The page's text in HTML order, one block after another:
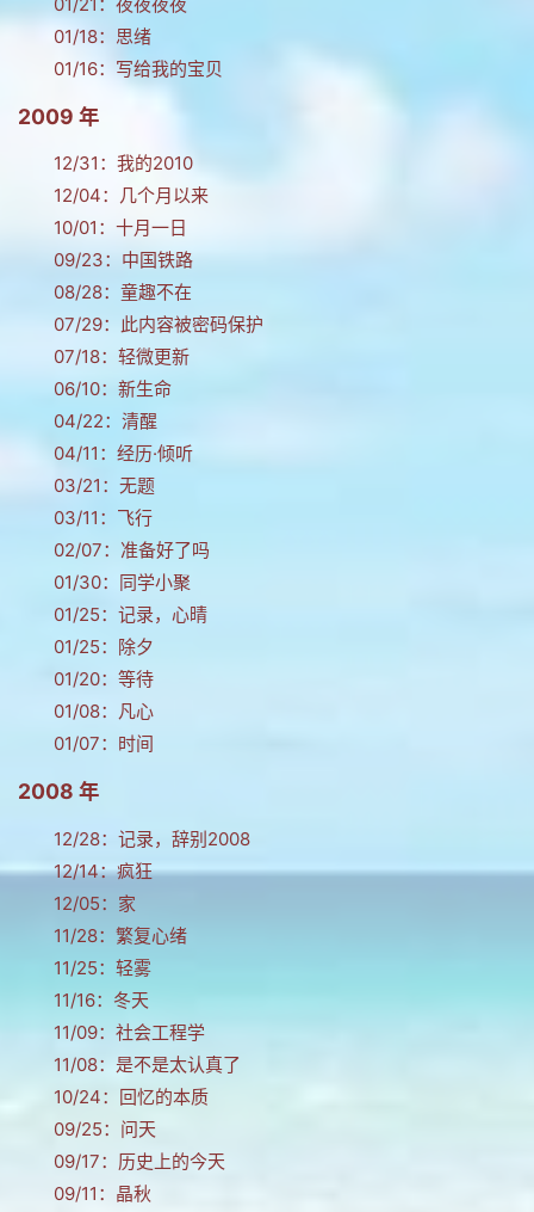
01/21： 夜夜夜夜
01/18： 思绪
01/16： 写给我的宝贝
2009 年
12/31： 我的2010
12/04： 几个月以来
10/01： 十月一日
09/23： 中国铁路
08/28： 童趣不在
07/29： 此内容被密码保护
07/18： 轻微更新
06/10： 新生命
04/22： 清醒
04/11： 经历·倾听
03/21： 无题
03/11： 飞行
02/07： 准备好了吗
01/30：
同学小聚
01/25： 记录，心晴
01/25：
除夕
01/20： 等待
01/08： 凡心
01/07： 时间
2008 年
12/28： 记录，辞别2008
12/14：疯狂
12/05： 家
11/28： 繁复心绪
11/25： 轻雾
11/16： 冬天
11/09： 社会工程学
11/08： 是不是太认真了
10/24： 回忆的本质
09/25： 问天
09/17： 历史上的今天
09/11： 晶秋